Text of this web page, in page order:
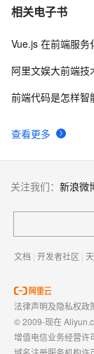
相关电子书
查看更多
Vue.js 在前端服
阿里文娱大前端技
前端代码是怎样智
关注我们： 新浪微
文档 | 开发者社区 |
法律声明及隐私权政
© 2009-现在
增值电信业务经营许